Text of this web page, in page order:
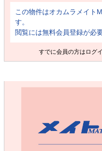
この物件はオカムラメイト
す。
閲覧には無料会員登録が必要
すでに会員の方は ログ